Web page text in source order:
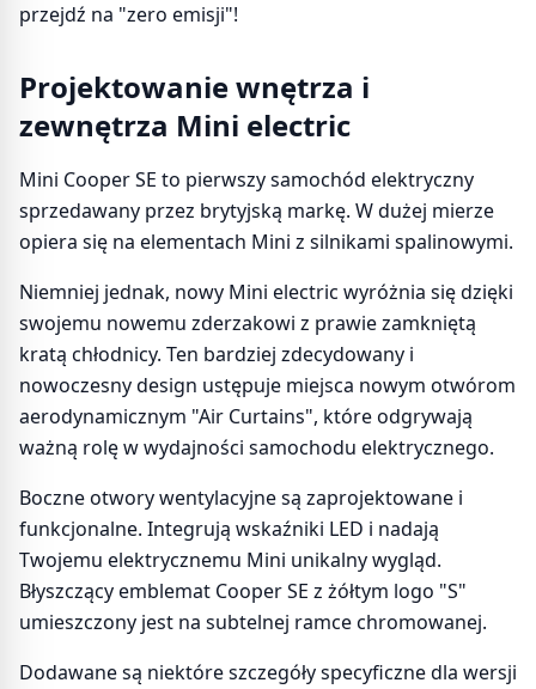
przejdź na "zero emisji"!
Projektowanie wnętrza i
zewnętrza Mini electric
Mini Cooper SE to pierwszy samochód elektryczny
sprzedawany przez brytyjską markę. W dużej mierze
opiera się na elementach Mini z silnikami spalinowymi.
Niemniej jednak, nowy Mini electric wyróżnia się dzięki
swojemu nowemu zderzakowi z prawie zamkniętą
kratą chłodnicy. Ten bardziej zdecydowany i
nowoczesny design ustępuje miejsca nowym otwórom
aerodynamicznym "Air Curtains", które odgrywają
ważną rolę w wydajności samochodu elektrycznego.
Boczne otwory wentylacyjne są zaprojektowane i
funkcjonalne. Integrują wskaźniki LED i nadają
Twojemu elektrycznemu Mini unikalny wygląd.
Błyszczący emblemat Cooper SE z żółtym logo "S"
umieszczony jest na subtelnej ramce chromowanej.
Dodawane są niektóre szczegóły specyficzne dla wersji